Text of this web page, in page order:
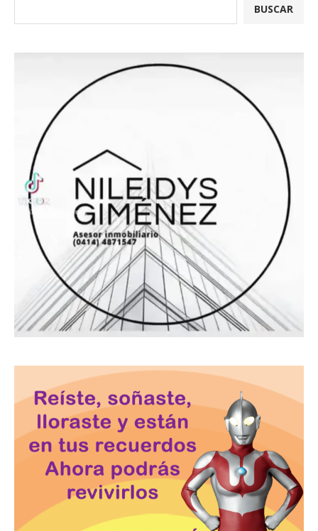
BUSCAR